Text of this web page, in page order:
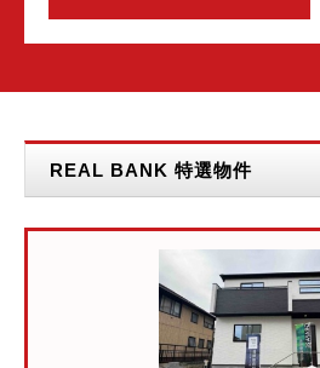
REAL BANK 特選物件